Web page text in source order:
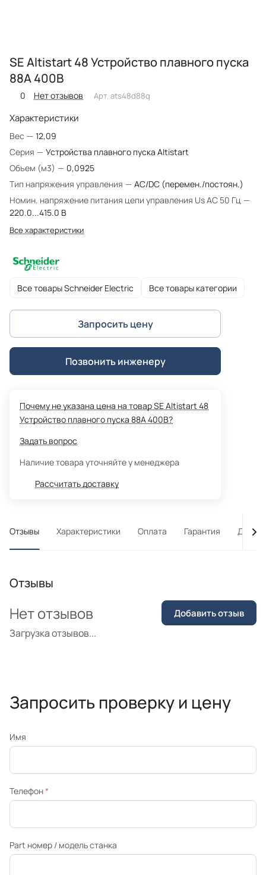
SE Altistart 48 Устройство плавного пуска
88A 400В
0 Нет отзывов Арт. ats48d88q
Характеристики
Вес — 12,09
Серия — Устройства плавного пуска Altistart
Объем (м3) — 0,0925
Тип напряжения управления — AC/DC (перемен./постоян.)
Номин. напряжение питания цепи управления Us AC 50 Гц —
220.0...415.0 В
Все характеристики
Все товары Schneider Electric Все товары категории
Запросить цену
Позвонить инженеру
Почему не указана цена на товар SE Altistart 48
Устройство плавного пуска 88A 400В?
Задать вопрос
Наличие товара уточняйте у менеджера
Рассчитать доставку
Отзывы Характеристики Оплата Гарантия
Отзывы
Загрузка отзывов...
Нет отзывов Добавить отзыв
Запросить проверку и цену
Имя
Телефон*
Part номер / модель станка